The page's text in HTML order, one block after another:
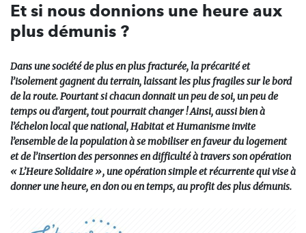
Et si nous donnions une heure aux
plus démunis ?
Dans une société de plus en plus fracturée, la précarité et
l’isolement gagnent du terrain, laissant les plus fragiles sur le bord
de la route. Pourtant si chacun donnait un peu de soi, un peu de
temps ou d’argent, tout pourrait changer ! Ainsi, aussi bien à
l’échelon local que national, Habitat et Humanisme invite
l’ensemble de la population à se mobiliser en faveur du logement
et de l’insertion des personnes en difficulté à travers son opération
« L’Heure Solidaire », une opération simple et récurrente qui vise à
donner une heure, en don ou en temps, au profit des plus démunis.